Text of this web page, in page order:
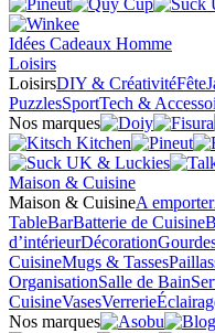
Idées Cadeaux Homme
Loisirs
LoisirsDIY & CréativitéFête
PuzzlesSportTech &
Nos marques
Maison & Cuisine
Maison & CuisineA emporter
TableBarBatterie de Cuisine
d’intérieurDécoration
CuisineMugs & Tasses
OrganisationSalle de Bain
CuisineVasesVerrerie
Nos marques